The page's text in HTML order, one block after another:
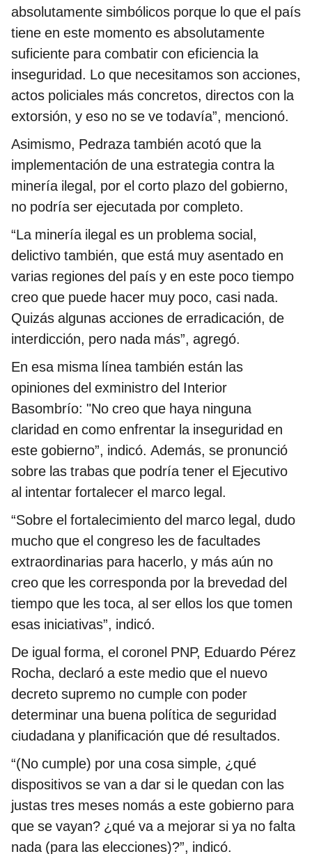
absolutamente simbólicos porque lo que el país
tiene en este momento es absolutamente
suficiente para combatir con eficiencia la
inseguridad. Lo que necesitamos son acciones,
actos policiales más concretos, directos con la
extorsión, y eso no se ve todavía”, mencionó.
Asimismo, Pedraza también acotó que la
implementación de una estrategia contra la
minería ilegal, por el corto plazo del gobierno,
no podría ser ejecutada por completo.
“La minería ilegal es un problema social,
delictivo también, que está muy asentado en
varias regiones del país y en este poco tiempo
creo que puede hacer muy poco, casi nada.
Quizás algunas acciones de erradicación, de
interdicción, pero nada más”, agregó.
En esa misma línea también están las
opiniones del exministro del Interior
Basombrío: "No creo que haya ninguna
claridad en como enfrentar la inseguridad en
este gobierno”, indicó. Además, se pronunció
sobre las trabas que podría tener el Ejecutivo
al intentar fortalecer el marco legal.
“Sobre el fortalecimiento del marco legal, dudo
mucho que el congreso les de facultades
extraordinarias para hacerlo, y más aún no
creo que les corresponda por la brevedad del
tiempo que les toca, al ser ellos los que tomen
esas iniciativas”, indicó.
De igual forma, el coronel PNP, Eduardo Pérez
Rocha, declaró a este medio que el nuevo
decreto supremo no cumple con poder
determinar una buena política de seguridad
ciudadana y planificación que dé resultados.
“(No cumple) por una cosa simple, ¿qué
dispositivos se van a dar si le quedan con las
justas tres meses nomás a este gobierno para
que se vayan? ¿qué va a mejorar si ya no falta
nada (para las elecciones)?”, indicó.